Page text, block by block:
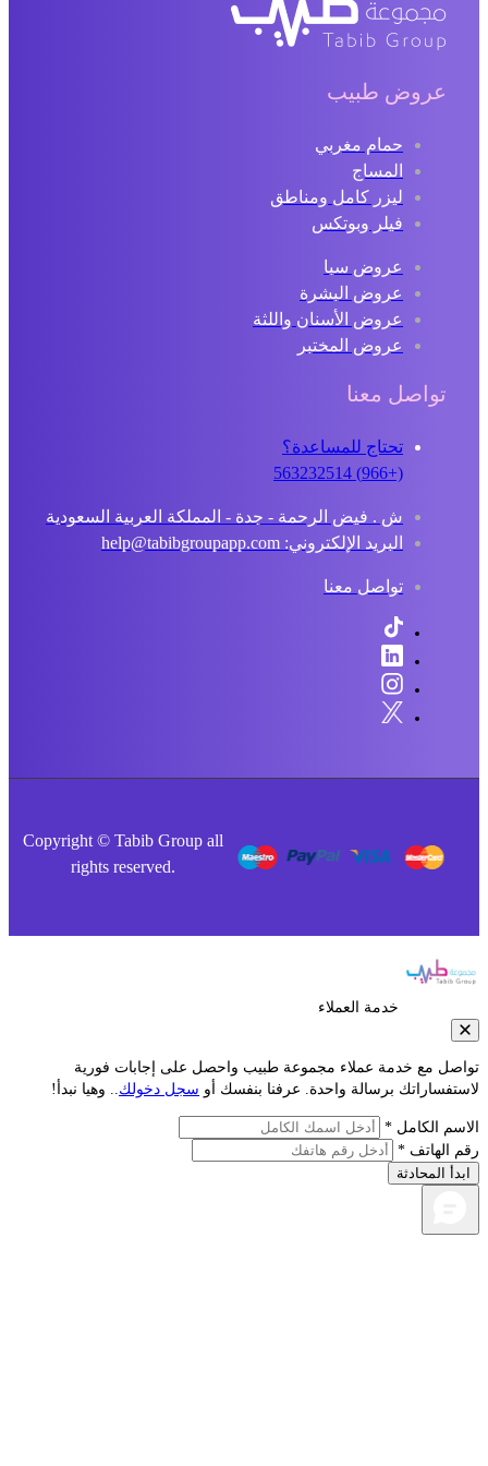
عروض طبيب
حمام مغربي
المساج
ليزر كامل ومناطق
فيلر وبوتكس
عروض سبا
عروض البشرة
عروض الأسنان واللثة
عروض المختبر
تواصل معنا
تحتاج للمساعدة؟
ش . فيض الرحمة - جدة - المملكة العربية السعودية
البريد الإلكتروني: help@tabibgroupapp.com
تواصل معنا
Copyright © Tabib Group all
rights reserved.
خدمة العملاء
مع خدمة عملاء مجموعة طبيب واحصل على إجابات فورية
برسالة واحدة. عرفنا بنفسك أوسجل دخولك.. وهيا نبدأ!
الكامل *
الهاتف *
المحادثة